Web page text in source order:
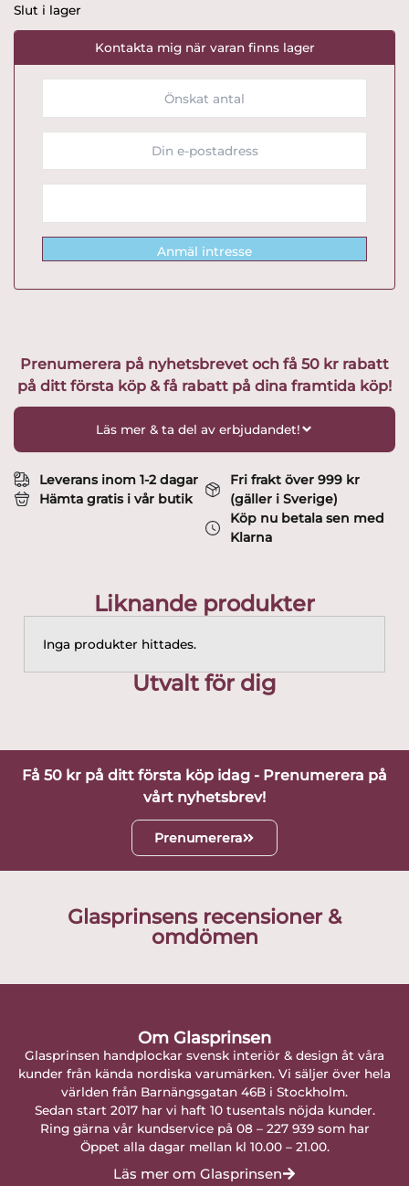
Slut i lager
Kontakta mig när varan finns lager
Anmäl intresse
Prenumerera på nyhetsbrevet och få 50 kr rabatt
på ditt första köp & få rabatt på dina framtida köp!
Läs mer & ta del av erbjudandet!
Leverans inom 1-2 dagar
Hämta gratis i vår butik
Fri frakt över 999 kr
(gäller i Sverige)
Köp nu betala sen med
Klarna
Liknande produkter
Inga produkter hittades.
Utvalt för dig
Få 50 kr på ditt första köp idag - Prenumerera på
vårt nyhetsbrev!
Prenumerera
Glasprinsens recensioner &
omdömen
Om Glasprinsen
Glasprinsen handplockar svensk interiör & design åt våra
kunder från kända nordiska varumärken. Vi säljer över hela
världen från Barnängsgatan 46B i Stockholm.
Sedan start 2017 har vi haft 10 tusentals nöjda kunder.
Ring gärna vår kundservice på 08 – 227 939 som har
Öppet alla dagar mellan kl 10.00 – 21.00.
Läs mer om Glasprinsen